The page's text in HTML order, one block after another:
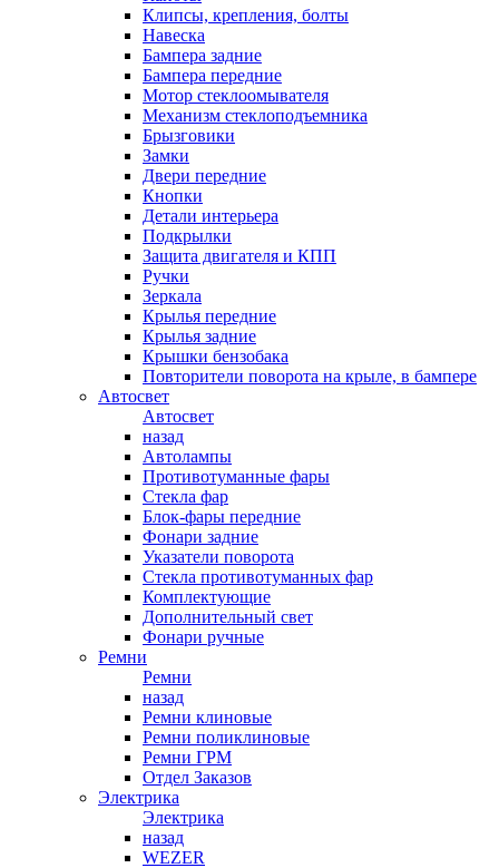
Клипсы, крепления, болты
Навеска
Бампера задние
Бампера передние
Мотор стеклоомывателя
Механизм стеклоподъемника
Брызговики
Замки
Двери передние
Кнопки
Детали интерьера
Подкрылки
Защита двигателя и КПП
Ручки
Зеркала
Крылья передние
Крылья задние
Крышки бензобака
Повторители поворота на крыле, в бампере
Автосвет
Автосвет
назад
Автолампы
Противотуманные фары
Стекла фар
Блок-фары передние
Фонари задние
Указатели поворота
Стекла противотуманных фар
Комплектующие
Дополнительный свет
Фонари ручные
Ремни
Ремни
назад
Ремни клиновые
Ремни поликлиновые
Ремни ГРМ
Отдел Заказов
Электрика
Электрика
назад
WEZER